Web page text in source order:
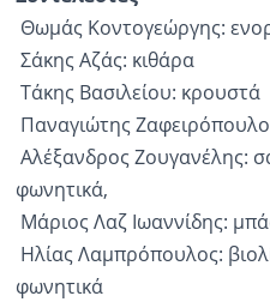
Θωμάς Κοντογεώργης:
Σάκης Αζάς: κιθάρα
Τάκης Βασιλείου: κρουστά
Παναγιώτης
Αλέξανδρος Ζουγανέλης:
φωνητικά,
Μάριος Λαζ Ιωαννίδης:
Ηλίας Λαμπρόπουλος:
φωνητικά